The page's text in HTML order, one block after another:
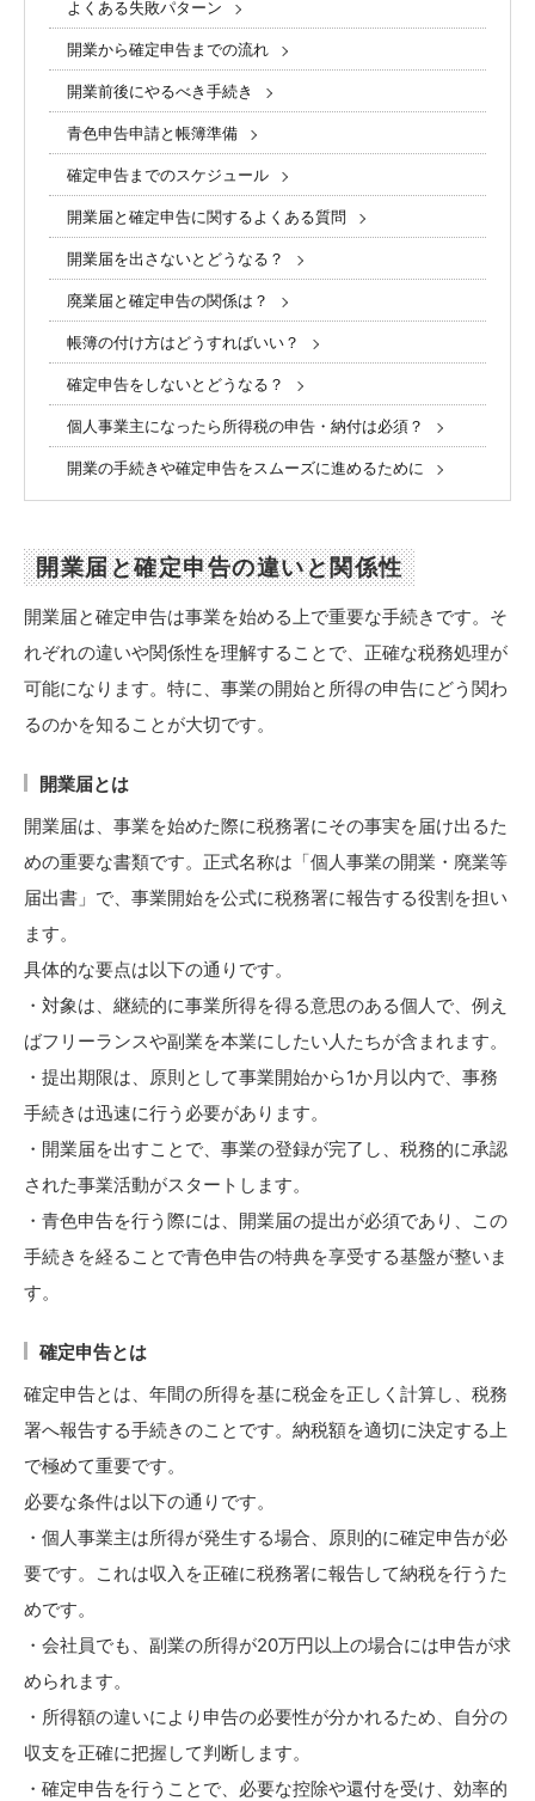
よくある失敗パターン
開業から確定申告までの流れ
開業前後にやるべき手続き
青色申告申請と帳簿準備
確定申告までのスケジュール
開業届と確定申告に関するよくある質問
開業届を出さないとどうなる？
廃業届と確定申告の関係は？
帳簿の付け方はどうすればいい？
確定申告をしないとどうなる？
個人事業主になったら所得税の申告・納付は必須？
開業の手続きや確定申告をスムーズに進めるために
開業届と確定申告の違いと関係性
開業届と確定申告は事業を始める上で重要な手続きです。そ
れぞれの違いや関係性を理解することで、正確な税務処理が
可能になります。特に、事業の開始と所得の申告にどう関わ
るのかを知ることが大切です。
開業届とは
開業届は、事業を始めた際に税務署にその事実を届け出るた
めの重要な書類です。正式名称は「個人事業の開業・廃業等
届出書」で、事業開始を公式に税務署に報告する役割を担い
ます。
具体的な要点は以下の通りです。
・対象は、継続的に事業所得を得る意思のある個人で、例え
ばフリーランスや副業を本業にしたい人たちが含まれます。
・提出期限は、原則として事業開始から1か月以内で、事務
手続きは迅速に行う必要があります。
・開業届を出すことで、事業の登録が完了し、税務的に承認
された事業活動がスタートします。
・青色申告を行う際には、開業届の提出が必須であり、この
手続きを経ることで青色申告の特典を享受する基盤が整いま
す。
確定申告とは
確定申告とは、年間の所得を基に税金を正しく計算し、税務
署へ報告する手続きのことです。納税額を適切に決定する上
で極めて重要です。
必要な条件は以下の通りです。
・個人事業主は所得が発生する場合、原則的に確定申告が必
要です。これは収入を正確に税務署に報告して納税を行うた
めです。
・会社員でも、副業の所得が20万円以上の場合には申告が求
められます。
・所得額の違いにより申告の必要性が分かれるため、自分の
収支を正確に把握して判断します。
・確定申告を行うことで、必要な控除や還付を受け、効率的